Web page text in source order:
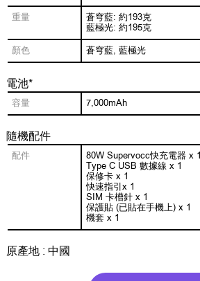
重量
蒼穹藍: 約193克
藍極光: 約195克
顏色 蒼穹藍, 藍極光
電池*
容量 7,000mAh
隨機配件
配件
80W Supervocc快充電器 x 1
Type C USB 數據線 x 1
保修卡 x 1
快速指引x 1
SIM 卡槽針 x 1
保護貼 (已貼在手機上) x 1
機套 x 1
原產地 : 中國